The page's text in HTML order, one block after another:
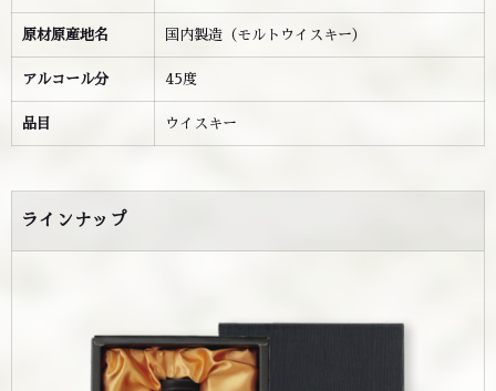
原材原産地名 国内製造（モルトウイスキー）
アルコール分 45度
品目 ウイスキー
ラインナップ